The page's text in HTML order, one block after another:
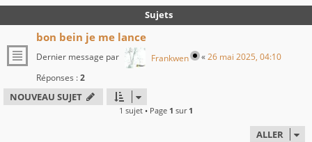
e
Sujets
bon bein je me lance
Dernier message par Frankwen «26 mai 2025, 04:10
Réponses :2
NOUVEAU SUJET
1 sujet • Page 1 sur 1
ALLER